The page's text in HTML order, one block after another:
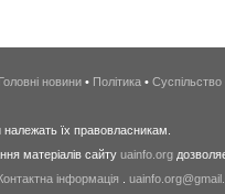
Головні новини • Політика • Суспільство
належать їх правовласникам.
матеріалів сайту uainfo.org
інформація